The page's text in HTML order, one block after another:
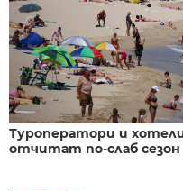
Туроператори и
отчитат по-слаб сезон